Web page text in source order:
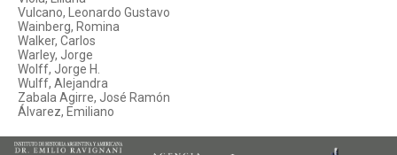
Vulcano, Leonardo Gustavo
Wainberg, Romina
Walker, Carlos
Warley, Jorge
Wolff, Jorge H.
Wulff, Alejandra
Zabala Agirre, José Ramón
Álvarez, Emiliano